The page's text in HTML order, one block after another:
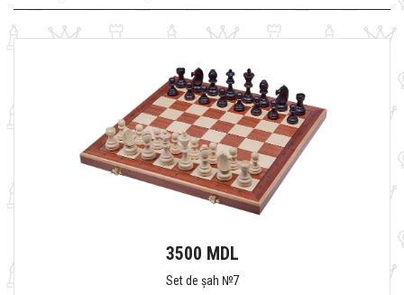
3500 MDL
Set de șah №7